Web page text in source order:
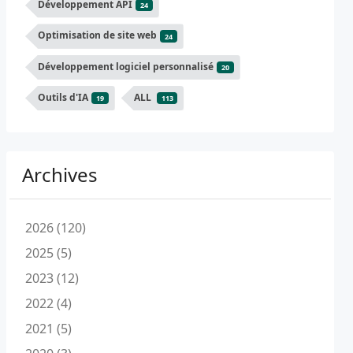
Développement API 24
Optimisation de site web 24
Développement logiciel personnalisé 20
Outils d'IA 19 ALL 113
Archives
2026 (120)
2025 (5)
2023 (12)
2022 (4)
2021 (5)